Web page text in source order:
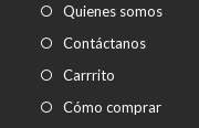
Quienes somos
Contáctanos
Carrrito
Cómo comprar